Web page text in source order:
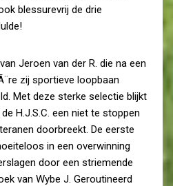
blessurevrij de drie
Jeroen van der R. die na een
zij sportieve loopbaan
Met deze sterke selectie blijkt
H.J.S.C. een niet te stoppen
doorbreekt. De eerste
in een overwinning
door een striemende
van Wybe J. Geroutineerd